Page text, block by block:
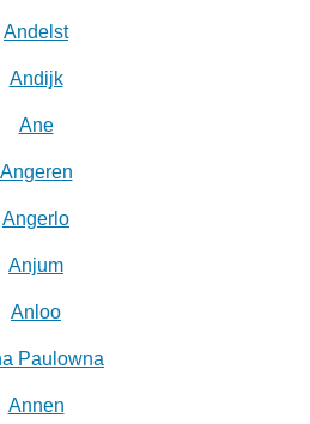
Andelst
Andijk
Ane
Angeren
Angerlo
Anjum
Anloo
Paulowna
Annen